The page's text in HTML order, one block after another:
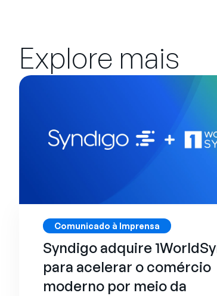
Explore mais
Comunicado à Imprensa
Syndigo adquire
para acelerar o comércio
moderno por meio da